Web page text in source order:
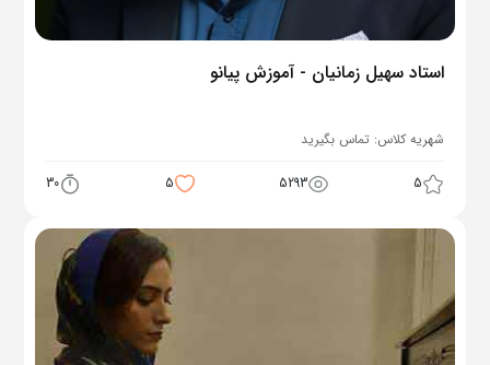
استاد سهیل زمانیان - آموزش پیانو
شهریه کلاس: تماس بگیرید
5
5293
5
30